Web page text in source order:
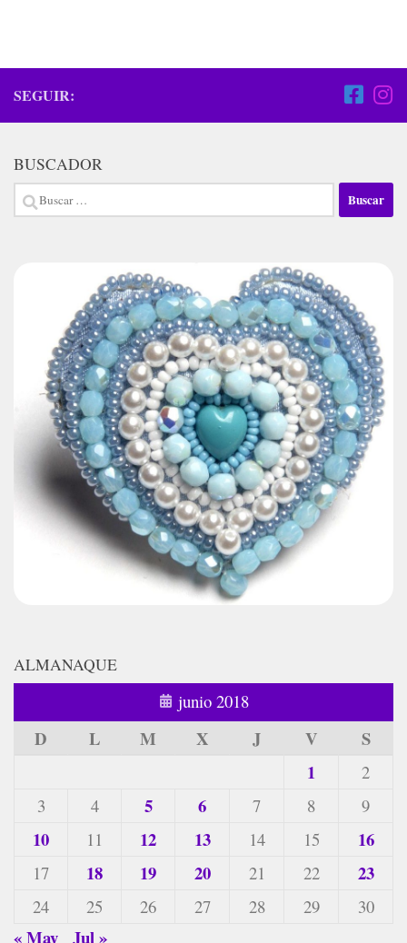
SEGUIR:
BUSCADOR
Buscar:
ALMANAQUE
junio 2018
D L M X J V
S
1
2
3
4 5 6 7 8 9
10 11 12 13 14 15 16
17 18 19 20 21 22 23
24 25 26 27 28 29 30
« May Jul »